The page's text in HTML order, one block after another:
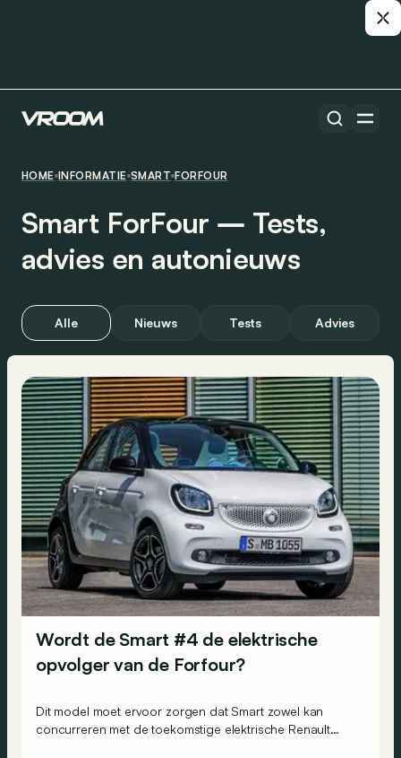
HOME INFORMATIE SMART FORFOUR
Smart ForFour ― Tests,
advies en autonieuws
Alle Nieuws Tests Advies
Wordt de Smart #4 de elektrische
opvolger van de Forfour?
Dit model moet ervoor zorgen dat Smart zowel kan
concurreren met de toekomstige elektrische Renault